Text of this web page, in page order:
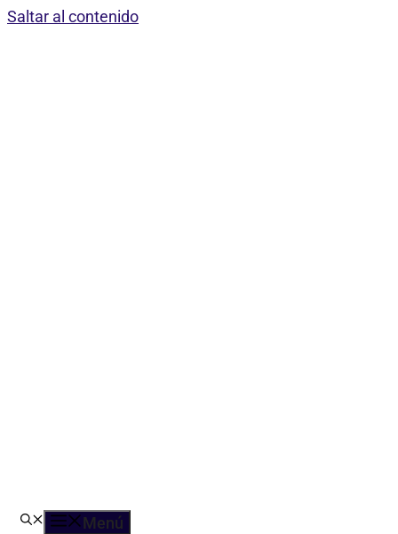
Saltar al contenido
Menú